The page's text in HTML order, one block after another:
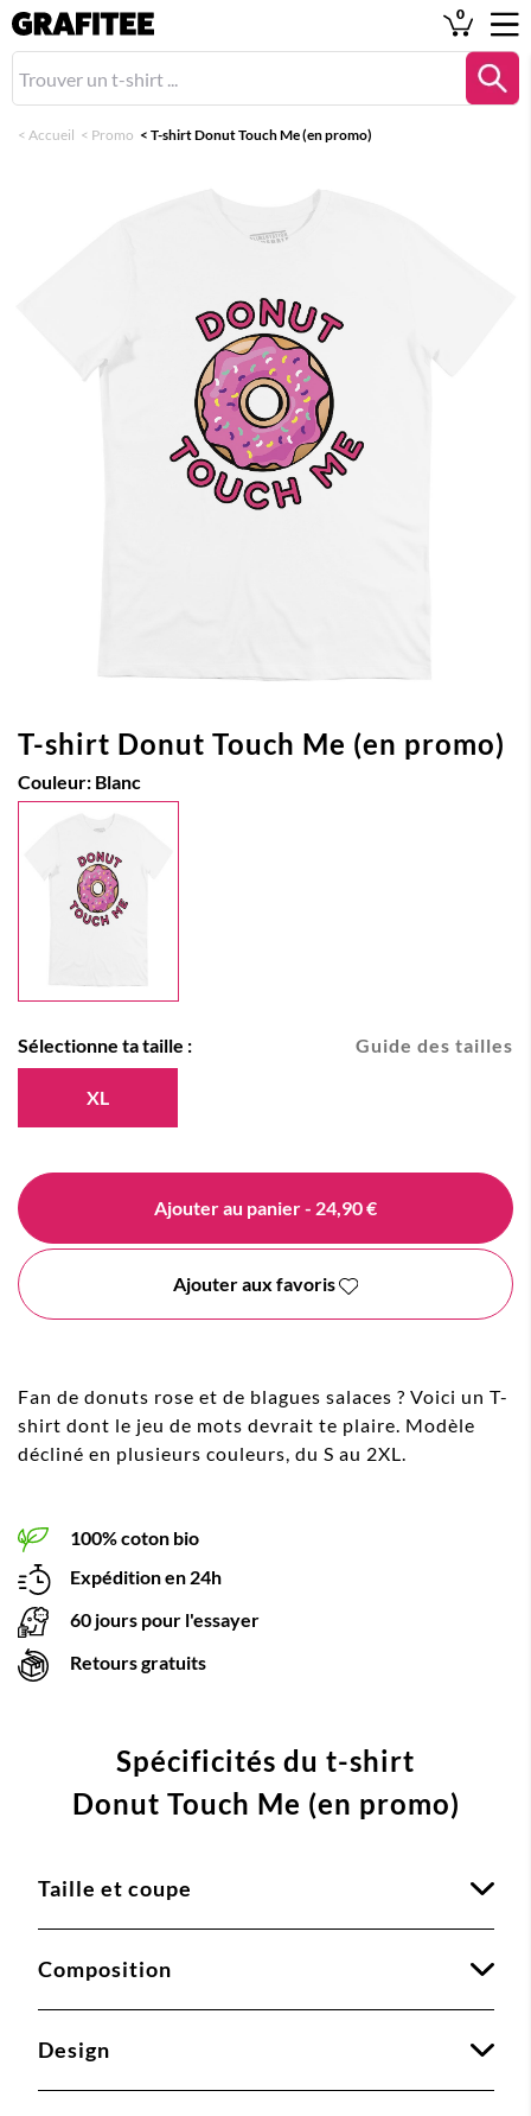
0
< Accueil < Promo < T-shirt Donut Touch Me (en promo)
T-shirt Donut Touch Me (en promo)
Couleur: Blanc
Guide des tailles
Sélectionne ta taille :
XL
Ajouter au panier- 24,90 €
Ajouter aux favoris
Fan de donuts rose et de blagues salaces ? Voici un T-
shirt dont le jeu de mots devrait te plaire. Modèle
décliné en plusieurs couleurs, du S au 2XL.
100% coton bio
Expédition en 24h
60 jours pour l'essayer
Retours gratuits
Spécificités du t-shirt
Donut Touch Me (en promo)
Taille et coupe
Composition
Design